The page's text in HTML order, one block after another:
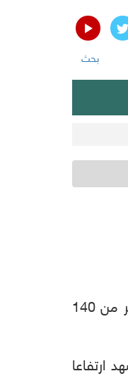
بحث
أكدت الإدارة الوطنية للمحيطات والغلاف الجوي الأمريكية (NOAA)، أن شهر يوليو الماضي كان "الأكثر سخونة على كوكب الأرض منذ أكثر من 140
المهتمة بشؤون علم المحيطات والطقس والمناخ المتعلق بالغلاف الجوي، في تقرير لها، أن شهر يوليو 2019 شهد ارتفاعا